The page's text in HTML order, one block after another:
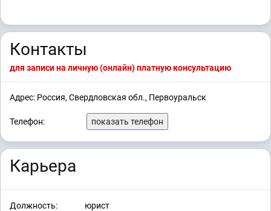
Контакты
для записи на личную (онлайн) платную консультацию
Адрес: Россия, Свердловская обл., Первоуральск
Телефон: показать телефон
Карьера
Должность:
юрист